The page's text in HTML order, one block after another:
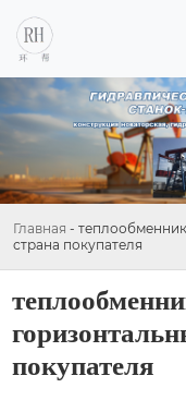
Главная -
страна покупателя
покупателя